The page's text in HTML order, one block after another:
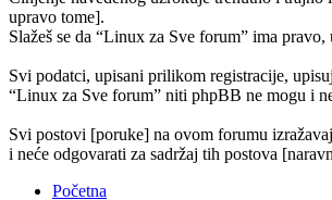
upravo tome].
Slažeš se da “Linux za Sve forum” ima
Svi podatci, upisani prilikom registracije,
“Linux za Sve forum” niti phpBB ne mogu i
Svi postovi [poruke] na ovom forumu
i neće odgovarati za sadržaj tih postova
Početna